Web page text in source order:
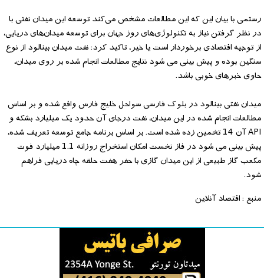
رستمی با بیان این که این مطالعات مشخص می‌کند توسعه این میدان نفتی با
در نظر گرفتن نیاز به تکنولوژی‌های روز جهان برای توسعه میدان‌های دریایی،
از توجیه اقتصادی برخوردار است یا خیر، تاکید کرد: نفت میدان بینالود از نوع
سنگین بوده و پیش بینی می شود نتایج مطالعات انجام شده بر روی میدان،
حاوی خبرهای خوبی باشد.
میدان نفتی بینالود در بلوک فارسی سواحل خلیج فارس واقع شده و بر اساس
مطالعات انجام شده در این میدان، نفت درجای آن حدود یک میلیارد بشکه و
API آن 14 تخمین زده شده است. بر اساس برنامه جامع توسعه تعریف شده،
پیش بینی می شود در فاز نخست امکان استخراج روزانه 1.1 میلیارد فوت
مکعب گاز طبیعی از این میدان گازی با حفر هفت حلقه چاه دریایی فراهم
شود.
منبع : اقتصاد آنلاین